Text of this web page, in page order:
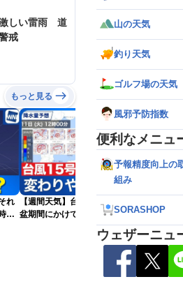
しい雷雨 道
戒
もっと見る
れ
更
【週間天気】台風15号の動向に注目 お
盆期間にかけて全国的に変わりやすい天
山の天気
釣り天気
ゴルフ場の天気
風邪予防指数
便利なメニュ
予報精度向上の
組み
SORASHOP
ウェザーニュ